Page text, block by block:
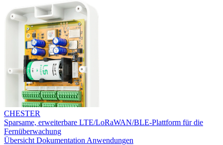
CHESTER
Sparsame, erweiterbare LTE/LoRaWAN/BLE-Plattform für die
Fernüberwachung
Übersicht Dokumentation Anwendungen